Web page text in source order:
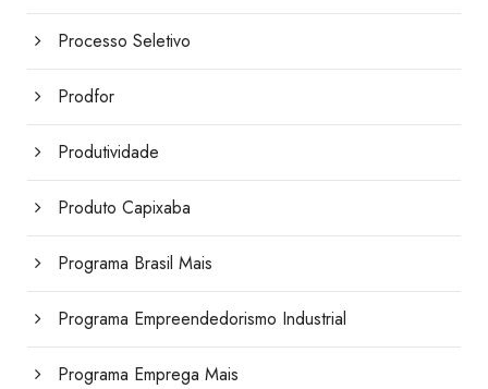
Processo Seletivo
Prodfor
Produtividade
Produto Capixaba
Programa Brasil Mais
Programa Empreendedorismo Industrial
Programa Emprega Mais